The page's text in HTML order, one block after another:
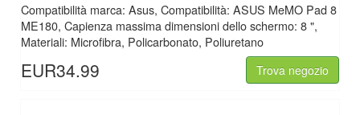
Compatibilità marca: Asus, Compatibilità: ASUS MeMO Pad 8
ME180, Capienza massima dimensioni dello schermo: 8 ",
Materiali: Microfibra, Policarbonato, Poliuretano
EUR34.99 Trova negozio